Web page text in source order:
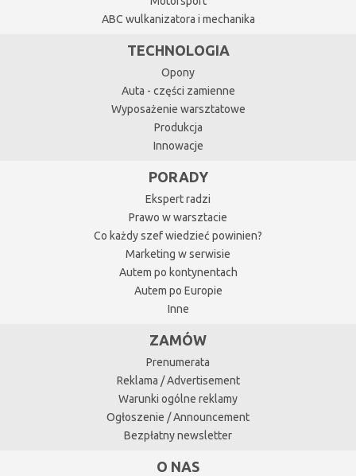
ABC wulkanizatora i mechanika
TECHNOLOGIA
Opony
Auta - części zamienne
Wyposażenie warsztatowe
Produkcja
Innowacje
PORADY
Ekspert radzi
Prawo w warsztacie
Co każdy szef wiedzieć powinien?
Marketing w serwisie
Autem po kontynentach
Autem po Europie
Inne
ZAMÓW
Prenumerata
Reklama / Advertisement
Warunki ogólne reklamy
Ogłoszenie / Announcement
Bezpłatny newsletter
O NAS